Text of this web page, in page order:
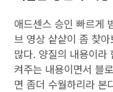
애드센스 승인 빠르게
브 영상 샅샅이 좀 찾
많다. 양질의 내용이라
켜주는 내용이면서 블
면 좀더 수월하리라 본